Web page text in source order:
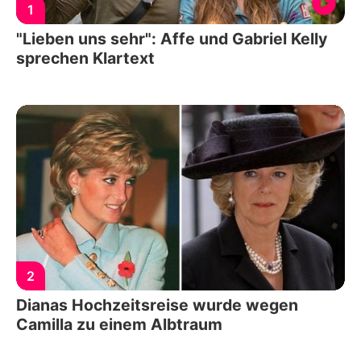
1
"Lieben uns sehr": Affe und Gabriel Kelly
sprechen Klartext
2
Dianas Hochzeitsreise wurde wegen
Camilla zu einem Albtraum